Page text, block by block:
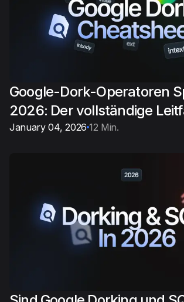
Google-Dork-Operatoren
2026: Der vollständige
January 04, 2026 12 Min.